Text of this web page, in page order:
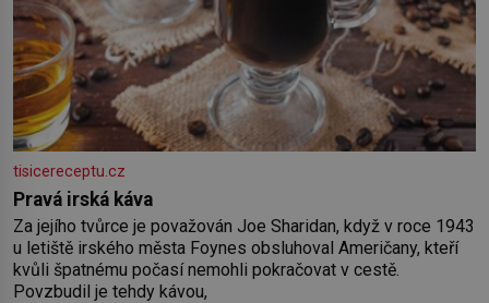
tisicereceptu.cz
Pravá irská káva
Za jejího tvůrce je považován Joe Sharidan, když v roce 1943
u letiště irského města Foynes obsluhoval Američany, kteří
kvůli špatnému počasí nemohli pokračovat v cestě.
Povzbudil je tehdy kávou,